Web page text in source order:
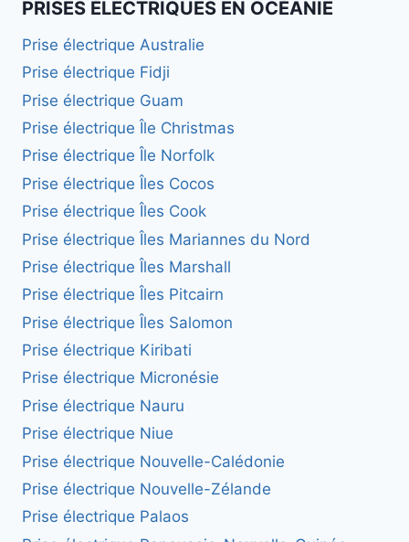
PRISES ÉLECTRIQUES EN OCÉANIE
Prise électrique Australie
Prise électrique Fidji
Prise électrique Guam
Prise électrique Île Christmas
Prise électrique Île Norfolk
Prise électrique Îles Cocos
Prise électrique Îles Cook
Prise électrique Îles Mariannes du Nord
Prise électrique Îles Marshall
Prise électrique Îles Pitcairn
Prise électrique Îles Salomon
Prise électrique Kiribati
Prise électrique Micronésie
Prise électrique Nauru
Prise électrique Niue
Prise électrique Nouvelle-Calédonie
Prise électrique Nouvelle-Zélande
Prise électrique Palaos